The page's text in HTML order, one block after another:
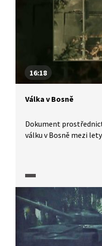
16:18
Válka v Bosně
Dokument
válku v Bosně mezi lety